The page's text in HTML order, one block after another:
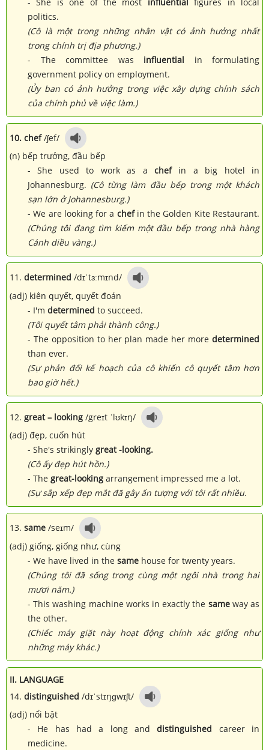
politics.
(Cô là một trong những nhân vật có ảnh hưởng nhất
trong chính trị địa phương.)
- The committee was influential in formulating
government policy on employment.
(Ủy ban có ảnh hưởng trong việc xây dựng chính sách
của chính phủ về việc làm.)
10. chef/ʃef/
(n) bếp trưởng, đầu bếp
- She used to work as a chefin a big hotel in
Johannesburg. (Cô từng làm đầu bếp trong một khách
sạn lớn ở Johannesburg.)
- We are looking for a chefin the Golden Kite Restaurant.
(Chúng tôi đang tìm kiếm một đầu bếp trong nhà hàng
Cánh diều vàng.)
11. determined /dɪˈtɜːmɪnd/
(adj) kiên quyết, quyết đoán
- I'm determined to succeed.
(Tôi quyết tâm phải thành công.)
- The opposition to her plan made her more determined
than ever.
(Sự phản đối kế hoạch của cô khiến cô quyết tâm hơn
bao giờ hết.)
12. great – looking /greɪt ˈlʊkɪŋ/
(adj) đẹp, cuốn hút
- She's strikingly great -looking.
(Cô ấy đẹp hút hồn.)
- The great-looking arrangement impressed me a lot.
(Sự sắp xếp đẹp mắt đã gây ấn tượng với tôi rất nhiều.
13. same /seɪm/
(adj) giống, giống như, cùng
- We have lived in the same house for twenty years.
(Chúng tôi đã sống trong cùng một ngôi nhà trong hai
mươi năm.)
- This washing machine works in exactly the sameway as
the other.
(Chiếc máy giặt này hoạt động chính xác giống như
những máy khác.)
II. LANGUAGE
14. distinguished /dɪˈstɪŋɡwɪʃt/
(adj) nổi bật
- He has had a long anddistinguished career in
medicine.